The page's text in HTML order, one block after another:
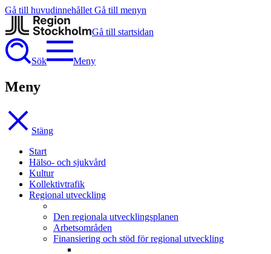
Gå till huvudinnehållet Gå till menyn
Gå till startsidan
Sök Meny
Meny
Stäng
Start
Hälso- och sjukvård
Kultur
Kollektivtrafik
Regional utveckling
Den regionala utvecklingsplanen
Arbetsområden
Finansiering och stöd för regional utveckling